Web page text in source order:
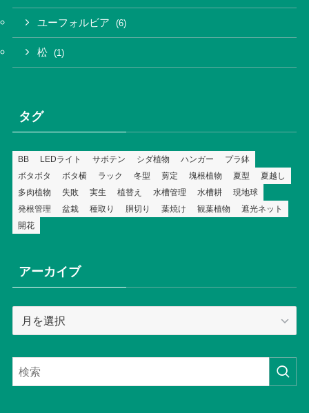
ユーフォルビア (6)
松 (1)
タグ
BB LEDライト サボテン シダ植物 ハンガー
プラ鉢
ボタボタ
ボタ横 ラック 冬型 剪定 塊根植物 夏型
夏越し
多肉植物
失敗 実生 植替え 水槽管理 水槽耕
現地球
発根管理
盆栽 種取り 胴切り 葉焼け 観葉植物
遮光ネット
開花
アーカイブ
ー
イ
ブ